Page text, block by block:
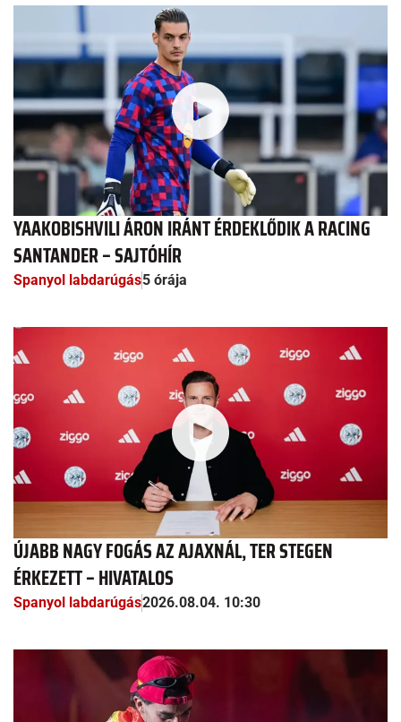
YAAKOBISHVILI ÁRON IRÁNT ÉRDEKLŐDIK A RACING
SANTANDER – SAJTÓHÍR
Spanyol labdarúgás5 órája
ÚJABB NAGY FOGÁS AZ AJAXNÁL, TER STEGEN
ÉRKEZETT – HIVATALOS
Spanyol labdarúgás2026.08.04. 10:30